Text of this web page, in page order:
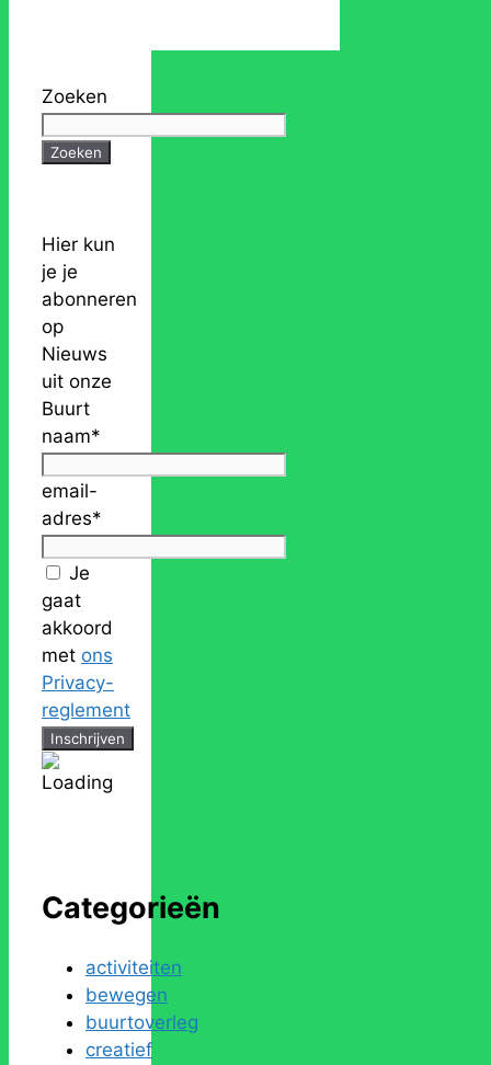
Zoeken
Zoeken
Hier kun
je je
abonneren
op
Nieuws
uit onze
Buurt
naam*
email-
adres*
Je
gaat
akkoord
met ons
Privacy-
reglement
Categorieën
activiteiten
bewegen
buurtoverleg
creatief